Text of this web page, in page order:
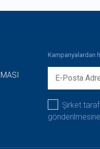
Kampanyalardan
Şirket
gönderilmesine